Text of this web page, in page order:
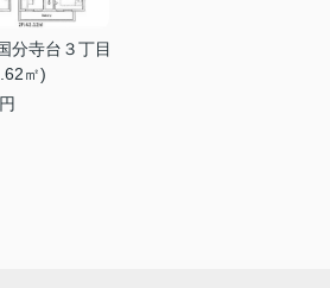
分寺台３丁目
㎡)